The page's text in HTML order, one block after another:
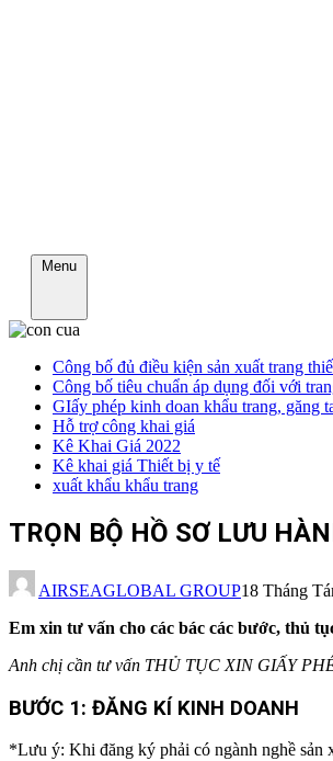
Menu
Công bố đủ điều kiện sản xuất trang
Công bố tiêu chuẩn áp dụng đối với
GIấy phép kinh doan khẩu trang, găng
Hỗ trợ công khai giá
Kê Khai Giá 2022
Kê khai giá Thiết bị y tế
xuất khẩu khẩu trang
TRỌN BỘ HỒ SƠ LƯU
AIRSEAGLOBAL GROUP18 Tháng
Em xin tư vấn cho các bác các bước, thủ
Anh chị cần tư vấn THỦ TỤC XIN GIẤY
BƯỚC 1: ĐĂNG KÍ KINH DOANH
*Lưu ý: Khi đăng ký phải có ngành nghề sản